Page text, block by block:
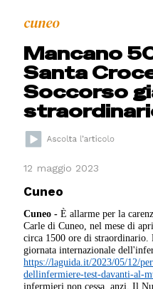
cuneo
Mancano
Santa
Soccorso
12 maggio 2023
Cuneo
Cuneo -È allarme per la
Carle di Cuneo, nel mese di
circa 1500 ore di straordinario.
giornata internazionale
https://laguida.it/2023/05/12/
dellinfermiere-test-davanti-al-
infermieri non cessa, anzi. Il